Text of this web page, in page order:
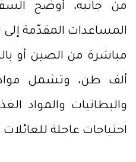
من جانبه، أوضح
المساعدات المقدّمة
مباشرة من الصين أو
ألف طن، وتشمل
والبطانيات والمواد
احتياجات عاجلة